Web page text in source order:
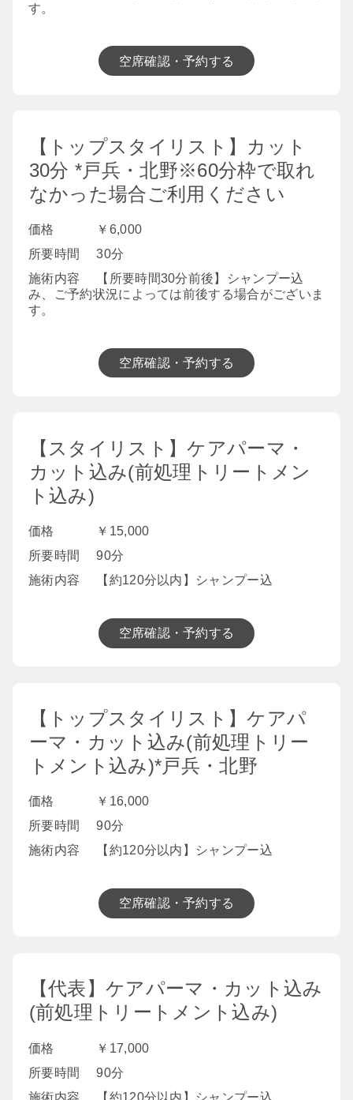
す。
空席確認・予約する
【トップスタイリスト】カット
30分 *戸兵・北野※60分枠で取れ
なかった場合ご利用ください
価格
￥6,000
所要時間
30分
施術内容
【所要時間30分前後】シャンプー込
み、ご予約状況によっては前後する場合がございま
す。
空席確認・予約する
【スタイリスト】ケアパーマ・
カット込み(前処理トリートメン
ト込み)
価格
￥15,000
所要時間
90分
施術内容
【約120分以内】シャンプー込
空席確認・予約する
【トップスタイリスト】ケアパ
ーマ・カット込み(前処理トリー
トメント込み)*戸兵・北野
価格
￥16,000
所要時間
90分
施術内容
【約120分以内】シャンプー込
空席確認・予約する
【代表】ケアパーマ・カット込み
(前処理トリートメント込み)
価格
￥17,000
所要時間
90分
施術内容
【約120分以内】シャンプー込